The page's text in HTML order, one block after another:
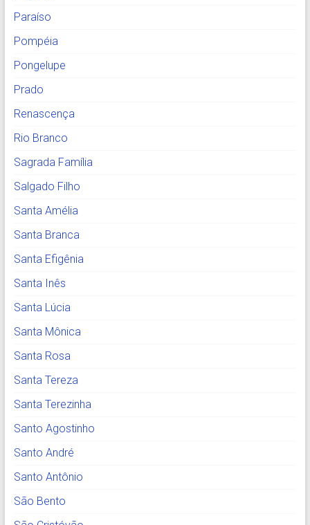
Paraíso
Pompéia
Pongelupe
Prado
Renascença
Rio Branco
Sagrada Família
Salgado Filho
Santa Amélia
Santa Branca
Santa Efigênia
Santa Inês
Santa Lúcia
Santa Mônica
Santa Rosa
Santa Tereza
Santa Terezinha
Santo Agostinho
Santo André
Santo Antônio
São Bento